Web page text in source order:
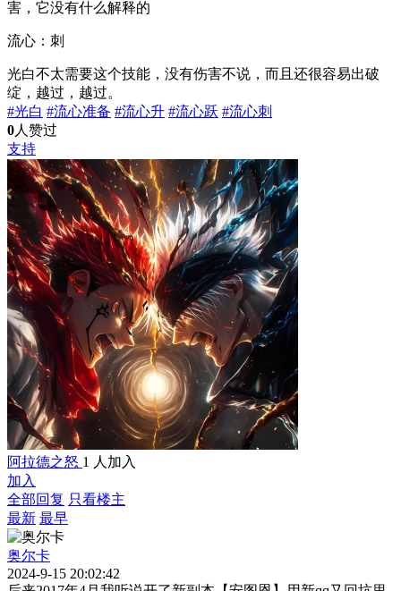
害，它没有什么解释的
流心：刺
光白不太需要这个技能，没有伤害不说，而且还很容易出破
绽，越过，越过。
#光白 #流心准备 #流心升 #流心跃 #流心刺
0人赞过
支持
阿拉德之怒 1 人加入
加入
全部回复 只看楼主
最新 最早
奥尔卡
2024-9-15 20:02:42